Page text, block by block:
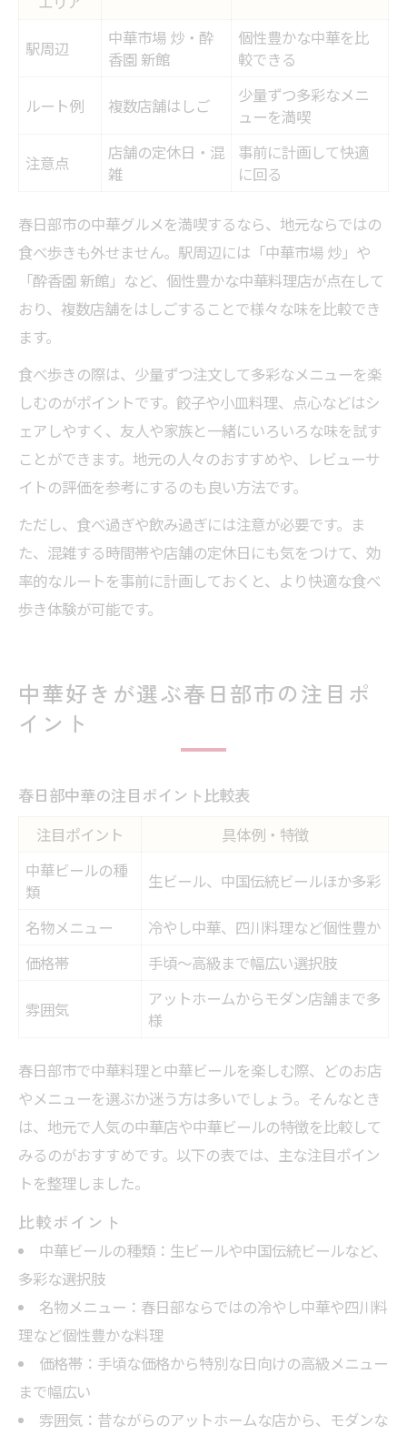
駅周辺
中華市場 炒・酔
香園 新館
個性豊かな中華を比
較できる
ルート例 複数店舗はしご
少量ずつ多彩なメニ
ューを満喫
注意点
店舗の定休日・混
雑
事前に計画して快適
に回る
春日部市の中華グルメを満喫するなら、地元ならではの
食べ歩きも外せません。駅周辺には「中華市場 炒」や
「酔香園 新館」など、個性豊かな中華料理店が点在して
おり、複数店舗をはしごすることで様々な味を比較でき
ます。
食べ歩きの際は、少量ずつ注文して多彩なメニューを楽
しむのがポイントです。餃子や小皿料理、点心などはシ
ェアしやすく、友人や家族と一緒にいろいろな味を試す
ことができます。地元の人々のおすすめや、レビューサ
イトの評価を参考にするのも良い方法です。
ただし、食べ過ぎや飲み過ぎには注意が必要です。ま
た、混雑する時間帯や店舗の定休日にも気をつけて、効
率的なルートを事前に計画しておくと、より快適な食べ
歩き体験が可能です。
中華好きが選ぶ春日部市の注目ポ
イント
春日部中華の注目ポイント比較表
注目ポイント
具体例・特徴
中華ビールの種
類
生ビール、中国伝統ビールほか多彩
名物メニュー
冷やし中華、四川料理など個性豊か
価格帯
手頃～高級まで幅広い選択肢
雰囲気
アットホームからモダン店舗まで多
様
春日部市で中華料理と中華ビールを楽しむ際、どのお店
やメニューを選ぶか迷う方は多いでしょう。そんなとき
は、地元で人気の中華店や中華ビールの特徴を比較して
みるのがおすすめです。以下の表では、主な注目ポイン
トを整理しました。
比較ポイント
中華ビールの種類：生ビールや中国伝統ビールなど、
多彩な選択肢
名物メニュー：春日部ならではの冷やし中華や四川料
理など個性豊かな料理
価格帯：手頃な価格から特別な日向けの高級メニュー
まで幅広い
雰囲気：昔ながらのアットホームな店から、モダンな